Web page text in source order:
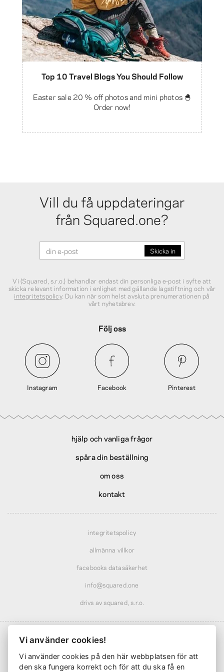
Top 10 Travel Blogs You Should Follow
Easter sale 20 % off photos and mini photos 🐣
Order now!
Vill du få uppdateringar
från Squared.one?
Vi (Squared, s.r.o.) behandlar endast din personliga e‑post i syfte att
skicka relevant information i enlighet med gällande lagstiftning och vår
integritetspolicy. Du kan när som helst avsluta prenumerationen på
vårt nyhetsbrev.
Följ oss
Instagram Facebook Pinterest
hjälp och vanliga frågor
spåra din beställning
om oss
kontakt
integritetspolicy
allmänna villkor
facebooks datasäkerhet
info@squared.one
drivs av squared, s.r.o.
Frakt från61 kr· rabatterad över 568 kr
Vi använder cookies!
Vi använder cookies på den här webbplatsen för att
den ska fungera korrekt och för att du ska få en